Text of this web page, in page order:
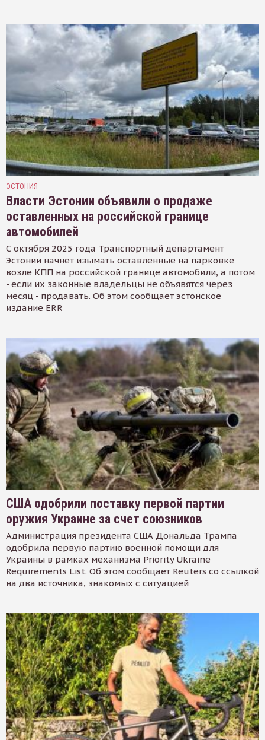
ЭСТОНИЯ
Власти Эстонии объявили о продаже
оставленных на российской границе
автомобилей
С октября 2025 года Транспортный департамент
Эстонии начнет изымать оставленные на парковке
возле КПП на российской границе автомобили, а потом
- если их законные владельцы не объявятся через
месяц - продавать. Об этом сообщает эстонское
издание ERR
США одобрили поставку первой партии
оружия Украине за счет союзников
Администрация президента США Дональда Трампа
одобрила первую партию военной помощи для
Украины в рамках механизма Priority Ukraine
Requirements List. Об этом сообщает Reuters со ссылкой
на два источника, знакомых с ситуацией